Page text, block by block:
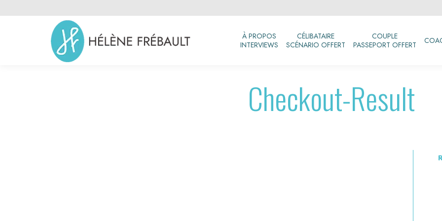
À PROPOS
INTERVIEWS
CÉLIBATAIRE
SCÉNARIO OFFERT
COUPLE
PASSEPORT OFFERT
Checkout-Result